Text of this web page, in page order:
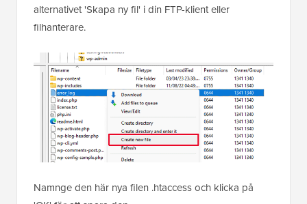
alternativet 'Skapa ny fil' i din FTP-klient eller
filhanterare.
Namnge den här nya filen .htaccess och klicka på